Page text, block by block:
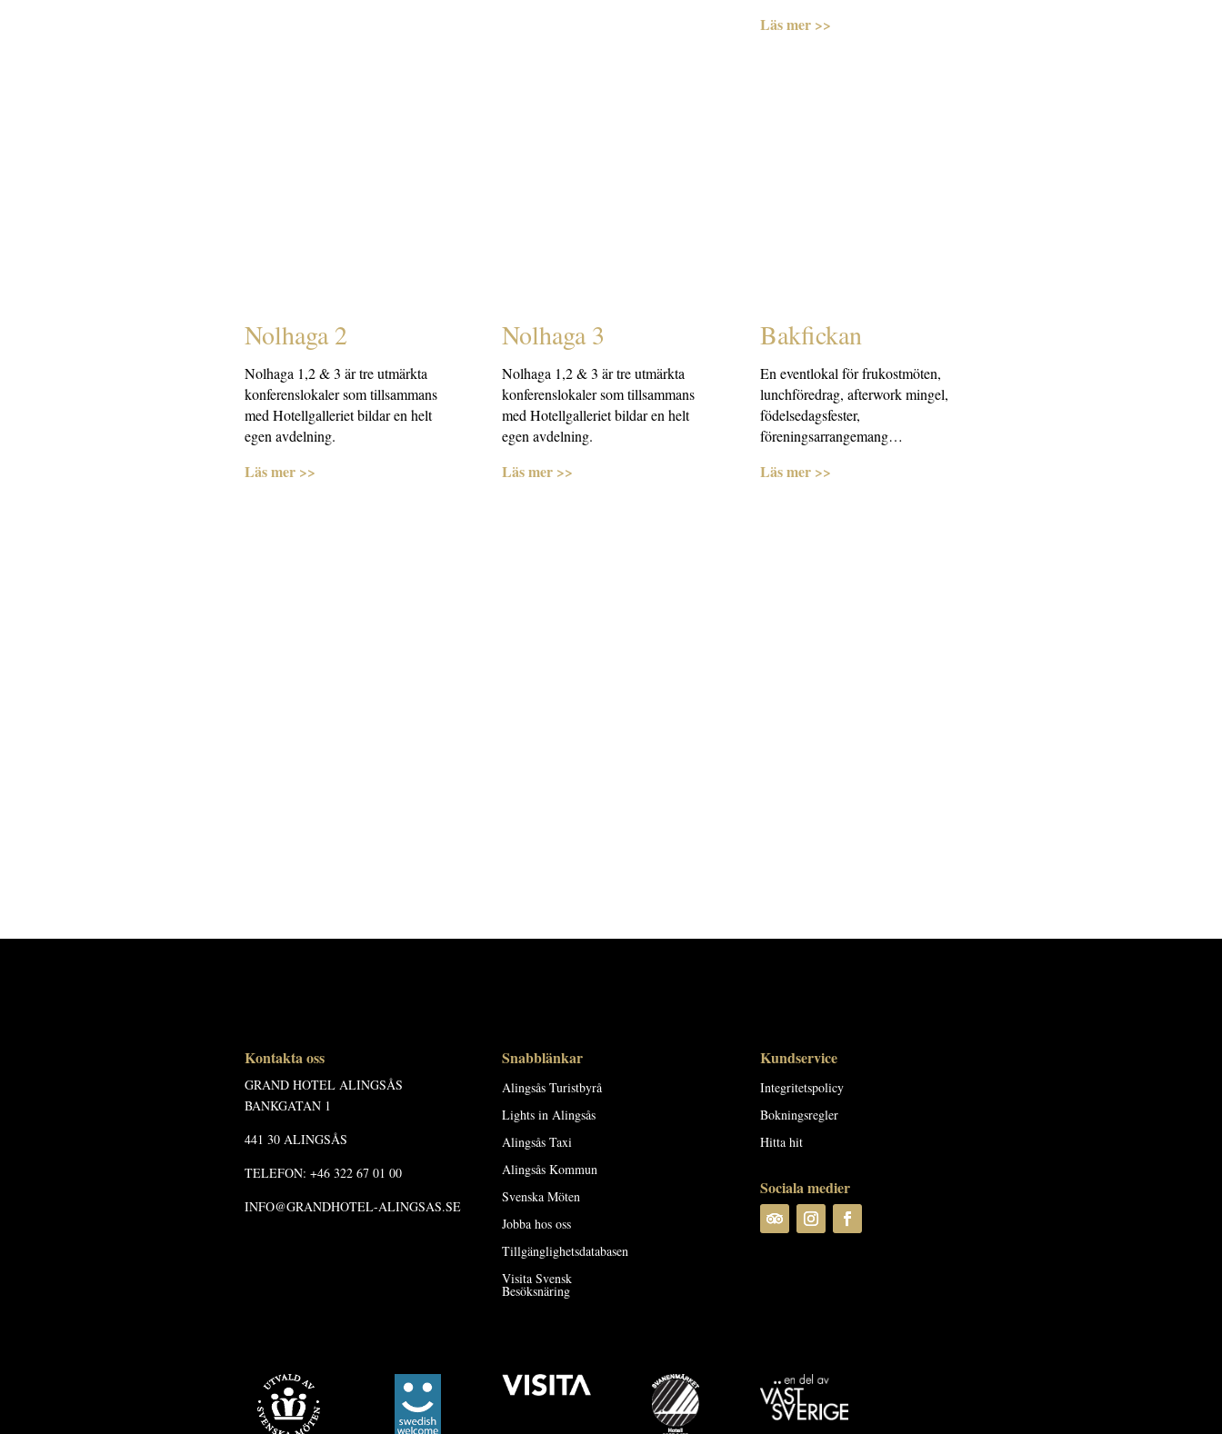
Läs mer >>
Nolhaga 2
Nolhaga 1,2 & 3 är tre utmärkta
konferenslokaler som tillsammans
med Hotellgalleriet bildar en helt
egen avdelning.
Läs mer >>
Nolhaga 3
Nolhaga 1,2 & 3 är tre utmärkta
konferenslokaler som tillsammans
med Hotellgalleriet bildar en helt
egen avdelning.
Läs mer >>
Bakfickan
En eventlokal för frukostmöten,
lunchföredrag, afterwork mingel,
födelsedagsfester,
föreningsarrangemang…
Läs mer >>
Kontakta oss
GRAND HOTEL ALINGSÅS
BANKGATAN 1
441 30 ALINGSÅS
TELEFON: +46 322 67 01 00
INFO@GRANDHOTEL-ALINGSAS.SE
Snabblänkar
Alingsås Turistbyrå
Lights in Alingsås
Alingsås Taxi
Alingsås Kommun
Svenska Möten
Jobba hos oss
Tillgänglighetsdatabasen
Visita Svensk
Besöksnäring
Kundservice
Integritetspolicy
Bokningsregler
Hitta hit
Sociala medier